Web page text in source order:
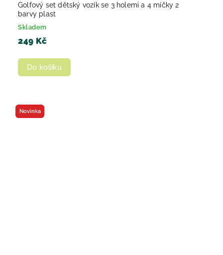
Golfový set dětský vozík se 3 holemi a 4 míčky 2
barvy plast
Skladem
249 Kč
Do košíku
Novinka